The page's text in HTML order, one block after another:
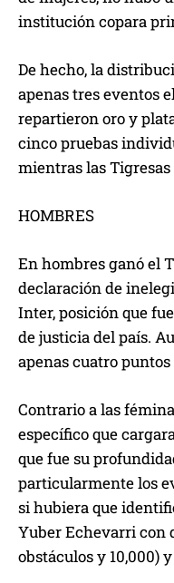
institución copara
De hecho, la
apenas tres eventos
repartieron oro y
cinco pruebas
mientras las
HOMBRES
En hombres ganó el
declaración de
Inter, posición que
de justicia del país.
apenas cuatro puntos
Contrario a las
específico que
que fue su
particularmente los
si hubiera que
Yuber Echevarri con
obstáculos y 10,000)